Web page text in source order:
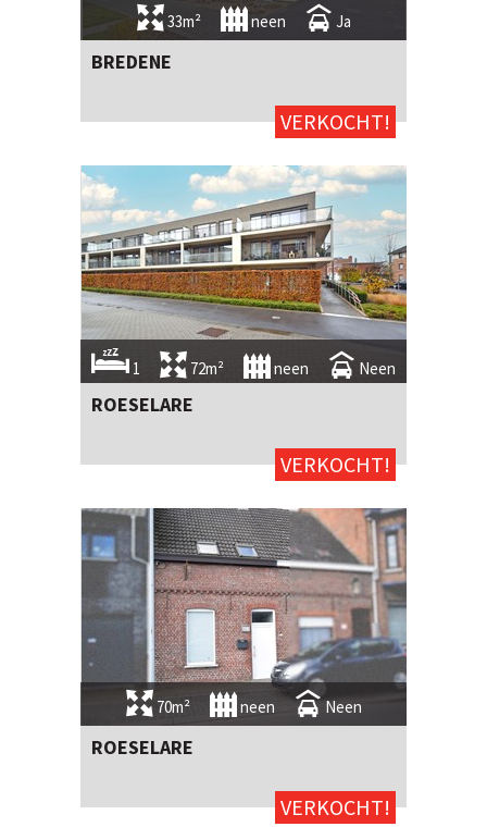
33m² neen Ja
BREDENE
VERKOCHT!
1 72m² neen Neen
ROESELARE
VERKOCHT!
70m² neen Neen
ROESELARE
VERKOCHT!